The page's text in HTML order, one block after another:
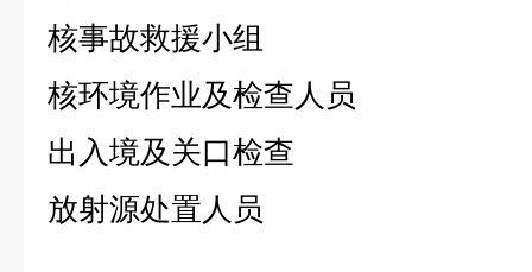
核事故救援小组
核环境作业及检查人员
出入境及关口检查
放射源处置人员